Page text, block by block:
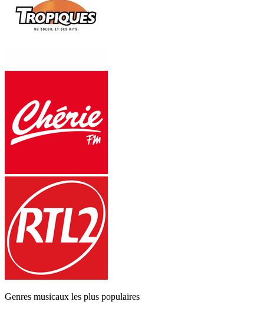
Genres musicaux les plus populaires